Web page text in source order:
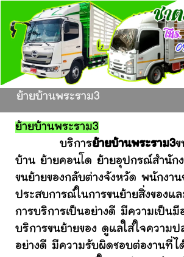
ย้ายบ้านพระราม3
ย้ายบ้านพระราม3
บริการย้ายบ้านพระราม3ข
บ้าน ย้ายคอนโด ย้ายอุปกรณ์สำนัก
ขนย้ายของกลับต่างจังหวัด พนักงา
ประสบการณ์ในการขนย้ายสิ่งของแล
การบริการเป็นอย่างดี มีความเป็นมื
บริการขนย้ายของ ดูแลใส่ใจความ
อย่างดี มีความรับผิดชอบต่องานที่ไ